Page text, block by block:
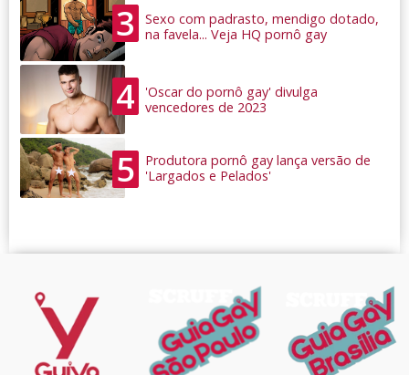
3
Sexo com padrasto, mendigo dotado,
na favela... Veja HQ pornô gay
4
'Oscar do pornô gay' divulga
vencedores de 2023
5
Produtora pornô gay lança versão de
'Largados e Pelados'